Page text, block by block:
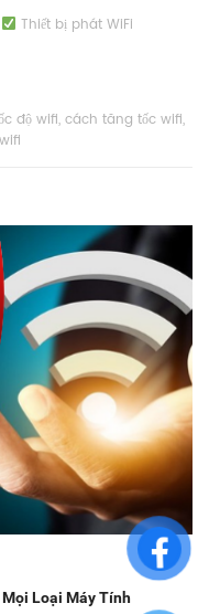
Thiết bị phát WiFi
độ wifi, cách tăng tốc wifi,
Mọi Loại Máy Tính